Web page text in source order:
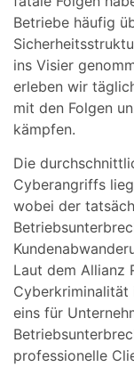
Betriebe häufig
ins Visier
erleben wir
mit den Folgen
kämpfen.
Die
Cyberangriffs
wobei der
Laut dem Allianz
Cyberkriminalität
eins für
professionelle